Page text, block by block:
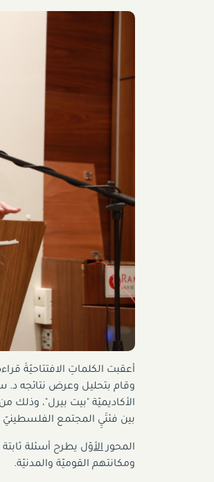
أعقبت الكلماتِ الافتتاحيّةَ
وقام بتحليل وعرض نتائجه د.
الأكاديميّة "بيت بيرل"،
بين فئتَيِ المجتمع
المحورالأوّل يطرح أسئلة
ومكانتهم القوميّة والمدنيّة.